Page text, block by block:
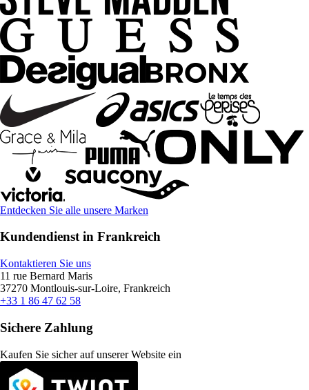
Entdecken Sie alle unsere Marken
Kundendienst in Frankreich
Kontaktieren Sie uns
11 rue Bernard Maris
37270 Montlouis-sur-Loire, Frankreich
+33 1 86 47 62 58
Sichere Zahlung
Kaufen Sie sicher auf unserer Website ein